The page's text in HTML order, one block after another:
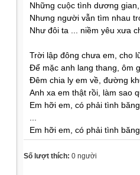
Những cuộc tình dương
Nhưng người vẫn tìm nhau
Như đôi ta ... niềm yêu xưa
Trời lập đông chưa em, cho
Để mặc anh lang thang, ôm
Đêm chia ly em về, đường
Anh xa em thật rồi, làm sao
Em hỡi em, có phải tình
Em hỡi em, có phải tình
Số lượt thích: 0 người